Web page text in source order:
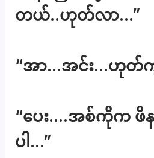
တယ်..ဟုတ်လာ…”
“အာ…အင်း…ဟုတ်
“ပေး….အစ်ကိုက ဖိန
ပါ…”